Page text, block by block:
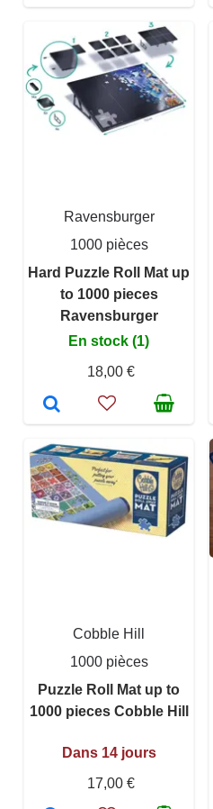
Ravensburger
1000 pièces
Hard Puzzle Roll Mat up
to 1000 pieces
Ravensburger
En stock (1)
18,00 €
Cobble Hill
1000 pièces
Puzzle Roll Mat up to
1000 pieces Cobble Hill
Dans 14 jours
17,00 €